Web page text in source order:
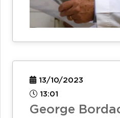
13/10/2023
13:01
George